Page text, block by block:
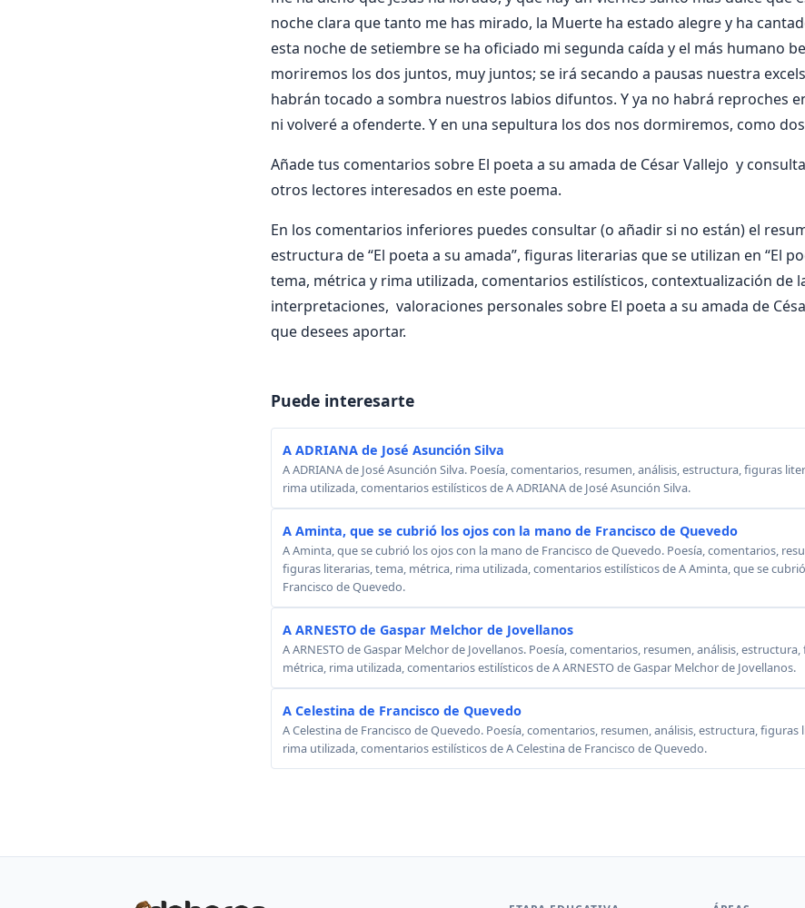
noche clara que tanto me has mirado, la Muerte ha estado alegre y ha
esta noche de setiembre se ha oficiado mi segunda caída y el más humano
moriremos los dos juntos, muy juntos; se irá secando a pausas nuestra
habrán tocado a sombra nuestros labios difuntos. Y ya no habrá reproches
ni volveré a ofenderte. Y en una sepultura los dos nos dormiremos, como
Añade tus comentarios sobre El poeta a su amada de César Vallejo y
otros lectores interesados en este poema.
En los comentarios inferiores puedes consultar (o añadir si no están) el
estructura de “El poeta a su amada”, figuras literarias que se utilizan en “El
tema, métrica y rima utilizada, comentarios estilísticos, contextualización de
interpretaciones, valoraciones personales sobre El poeta a su amada de
que desees aportar.
Puede interesarte
A ADRIANA de José Asunción Silva
A ADRIANA de José Asunción Silva. Poesía, comentarios, resumen, análisis, estructura, figuras
rima utilizada, comentarios estilísticos de A ADRIANA de José Asunción Silva.
A Aminta, que se cubrió los ojos con la mano de Francisco de Quevedo
A Aminta, que se cubrió los ojos con la mano de Francisco de Quevedo. Poesía, comentarios,
figuras literarias, tema, métrica, rima utilizada, comentarios estilísticos de A Aminta, que se
Francisco de Quevedo.
A ARNESTO de Gaspar Melchor de Jovellanos
A ARNESTO de Gaspar Melchor de Jovellanos. Poesía, comentarios, resumen, análisis,
métrica, rima utilizada, comentarios estilísticos de A ARNESTO de Gaspar Melchor de Jovellanos.
A Celestina de Francisco de Quevedo
A Celestina de Francisco de Quevedo. Poesía, comentarios, resumen, análisis, estructura,
rima utilizada, comentarios estilísticos de A Celestina de Francisco de Quevedo.